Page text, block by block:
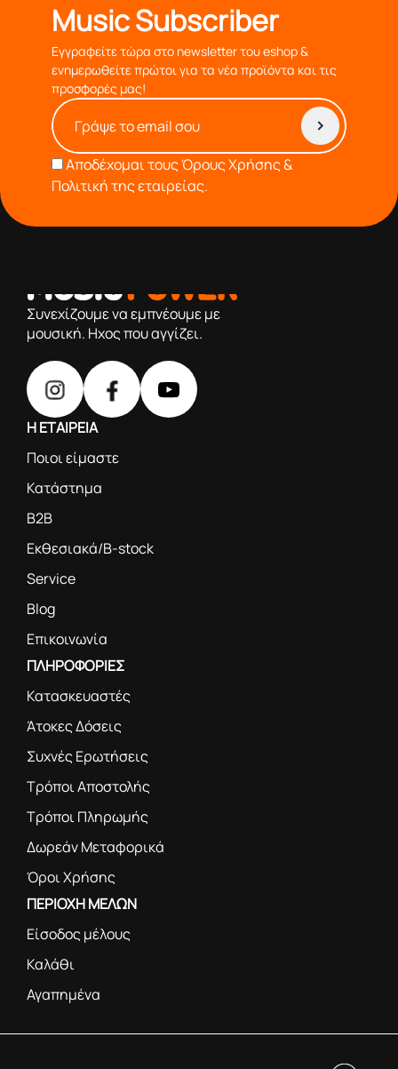
Music Subscriber
Εγγραφείτε τώρα στο newsletter του eshop &
ενημερωθείτε πρώτοι για τα νέα προϊόντα και τις
προσφορές μας!
Αποδέχομαι τουςΌρους Χρήσης &
Πολιτική της εταιρείας.
Συνεχίζουμε να εμπνέουμε με
μουσική. Ηχος που αγγίζει.
Η ΕΤΑΙΡΕΙΑ
Ποιοι είμαστε
Κατάστημα
B2B
Εκθεσιακά/B-stock
Service
Blog
Επικοινωνία
ΠΛΗΡΟΦΟΡΙΕΣ
Κατασκευαστές
Άτοκες Δόσεις
Συχνές Ερωτήσεις
Τρόποι Αποστολής
Τρόποι Πληρωμής
Δωρεάν Μεταφορικά
Όροι Χρήσης
ΠΕΡΙΟΧΗ ΜΕΛΩΝ
Είσοδος μέλους
Καλάθι
Αγαπημένα